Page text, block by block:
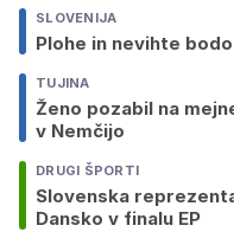
SLOVENIJA
Plohe in nevihte
TUJINA
Ženo pozabil na
v Nemčijo
DRUGI ŠPORTI
Slovenska
Dansko v finalu EP